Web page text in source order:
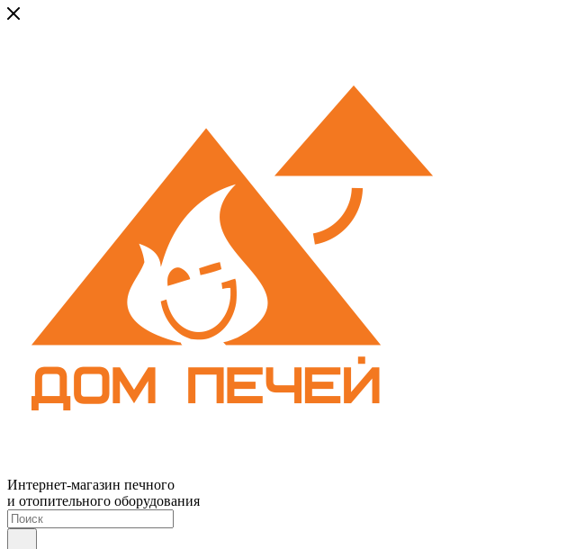
Интернет-магазин печного
и отопительного оборудования